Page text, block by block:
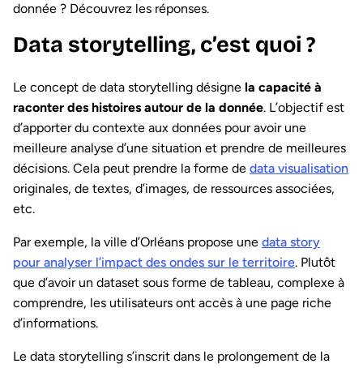
donnée ? Découvrez les réponses.
Data storytelling, c’est quoi ?
Le concept de data storytelling désigne la capacité à
raconter des histoires autour de la donnée. L’objectif est
d’apporter du contexte aux données pour avoir une
meilleure analyse d’une situation et prendre de meilleures
décisions. Cela peut prendre la forme de data visualisation
originales, de textes, d’images, de ressources associées,
etc.
Par exemple, la ville d’Orléans propose une data story
pour analyser l’impact des ondes sur le territoire. Plutôt
que d’avoir un dataset sous forme de tableau, complexe à
comprendre, les utilisateurs ont accès à une page riche
d’informations.
Le data storytelling s’inscrit dans le prolongement de la